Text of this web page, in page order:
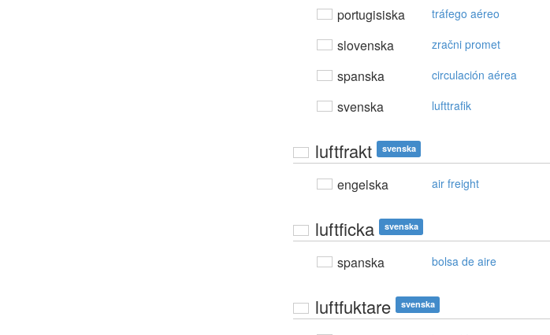
portugisiska tráfego aéreo
slovenska zračni promet
spanska circulación aérea
svenska lufttrafik
luftfrakt svenska
engelska air freight
luftficka svenska
spanska bolsa de aire
luftfuktare svenska